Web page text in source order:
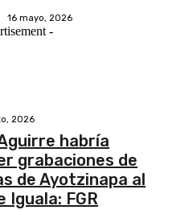
16 mayo, 2026
-
2026
habría
grabaciones de
de Ayotzinapa al
Iguala: FGR